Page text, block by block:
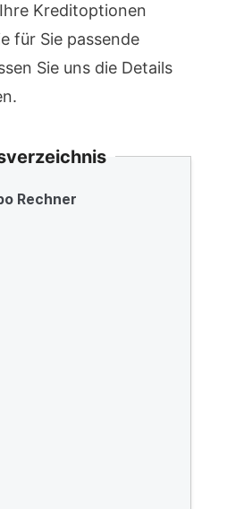
Kreditoptionen
für Sie passende
Sie uns die Details
Rechner